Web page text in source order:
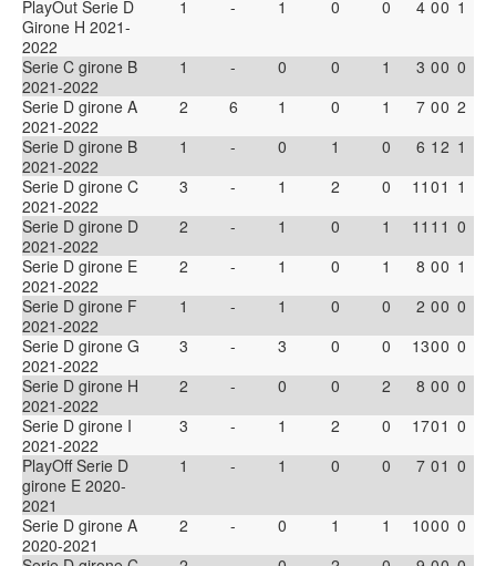
PlayOut Serie D
Girone H 2021-
2022
1 - 1 0 0 4 00 1
Serie C girone B
2021-2022
1 - 0 0 1 3 00 0
Serie D girone A
2021-2022
2 6 1 0 1 7 00 2
Serie D girone B
2021-2022
1 - 0 1 0 6 1 2 1
Serie D girone C
2021-2022
3 - 1 2 0 11 01 1
Serie D girone D
2021-2022
2 - 1 0 1 11 1 1 0
Serie D girone E
2021-2022
2 - 1 0 1 8 00 1
Serie D girone F
2021-2022
1 - 1 0 0 2 00 0
Serie D girone G
2021-2022
3 - 3 0 0 1300 0
Serie D girone H
2021-2022
2 - 0 0 2 8 00 0
Serie D girone I
2021-2022
3 - 1 2 0 1701 0
PlayOff Serie D
girone E 2020-
2021
1 - 1 0 0 7 01 0
Serie D girone A
2020-2021
2 - 0 1 1 1000 0